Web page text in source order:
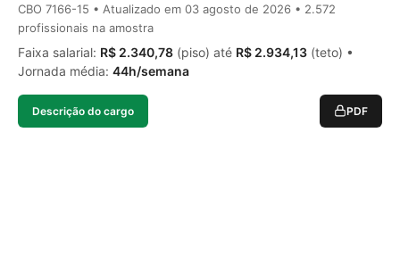
CBO 7166-15 • Atualizado em 03 agosto de 2026 • 2.572
profissionais na amostra
Faixa salarial: R$ 2.340,78 (piso) até R$ 2.934,13 (teto) •
Jornada média: 44h/semana
Descrição do cargo PDF